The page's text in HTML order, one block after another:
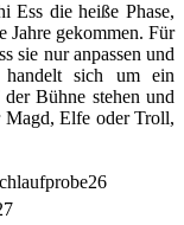
Ess die heiße Phase,
Jahre gekommen. Für
sie nur anpassen und
sich um ein
Bühne stehen und
Magd, Elfe oder Troll,